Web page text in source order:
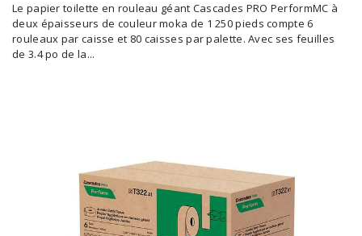
Bouteilles et vaporisateurs
Brosses et manches
Grattoirs, moutons et racloirs pour vitres/planchers
Guenilles et éponges
Hygiène personnelle
Le papier toilette en rouleau géant Cascades PRO PerformMC à
deux épaisseurs de couleur moka de 1 250 pieds compte 6
rouleaux par caisse et 80 caisses par palette. Avec ses feuilles
de 3.4 po de la...